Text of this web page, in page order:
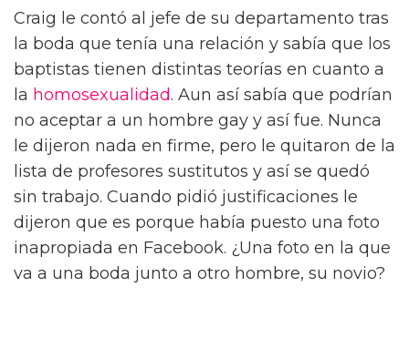
Craig le contó al jefe de su departamento tras
la boda que tenía una relación y sabía que los
baptistas tienen distintas teorías en cuanto a
la homosexualidad. Aun así sabía que podrían
no aceptar a un hombre gay y así fue. Nunca
le dijeron nada en firme, pero le quitaron de la
lista de profesores sustitutos y así se quedó
sin trabajo. Cuando pidió justificaciones le
dijeron que es porque había puesto una foto
inapropiada en Facebook. ¿Una foto en la que
va a una boda junto a otro hombre, su novio?